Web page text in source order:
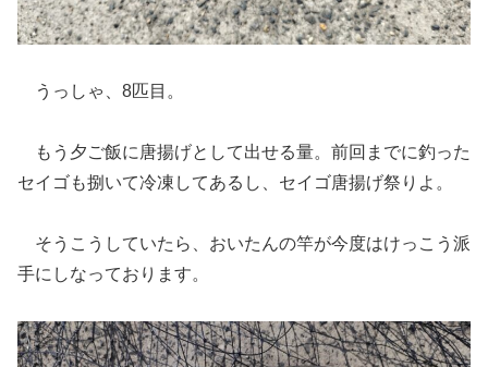
うっしゃ、8匹目。
もう夕ご飯に唐揚げとして出せる量。前回までに釣った
セイゴも捌いて冷凍してあるし、セイゴ唐揚げ祭りよ。
そうこうしていたら、おいたんの竿が今度はけっこう派
手にしなっております。